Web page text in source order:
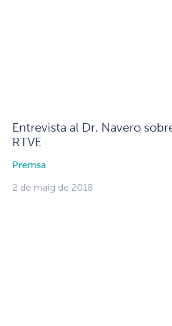
Entrevista al Dr. Navero
RTVE
Premsa
2 de maig de 2018